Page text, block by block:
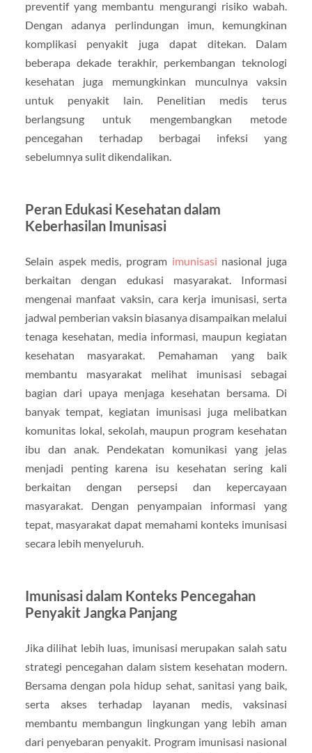
preventif yang membantu mengurangi risiko wabah.
Dengan adanya perlindungan imun, kemungkinan
komplikasi penyakit juga dapat ditekan. Dalam
beberapa dekade terakhir, perkembangan teknologi
kesehatan juga memungkinkan munculnya vaksin
untuk penyakit lain. Penelitian medis terus
berlangsung untuk mengembangkan metode
pencegahan terhadap berbagai infeksi yang
sebelumnya sulit dikendalikan.
Peran Edukasi Kesehatan dalam
Keberhasilan Imunisasi
Selain aspek medis, program imunisasi nasional juga
berkaitan dengan edukasi masyarakat. Informasi
mengenai manfaat vaksin, cara kerja imunisasi, serta
jadwal pemberian vaksin biasanya disampaikan melalui
tenaga kesehatan, media informasi, maupun kegiatan
kesehatan masyarakat. Pemahaman yang baik
membantu masyarakat melihat imunisasi sebagai
bagian dari upaya menjaga kesehatan bersama. Di
banyak tempat, kegiatan imunisasi juga melibatkan
komunitas lokal, sekolah, maupun program kesehatan
ibu dan anak. Pendekatan komunikasi yang jelas
menjadi penting karena isu kesehatan sering kali
berkaitan dengan persepsi dan kepercayaan
masyarakat. Dengan penyampaian informasi yang
tepat, masyarakat dapat memahami konteks imunisasi
secara lebih menyeluruh.
Imunisasi dalam Konteks Pencegahan
Penyakit Jangka Panjang
Jika dilihat lebih luas, imunisasi merupakan salah satu
strategi pencegahan dalam sistem kesehatan modern.
Bersama dengan pola hidup sehat, sanitasi yang baik,
serta akses terhadap layanan medis, vaksinasi
membantu membangun lingkungan yang lebih aman
dari penyebaran penyakit. Program imunisasi nasional